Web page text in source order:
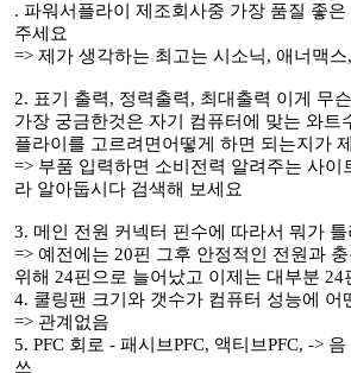
. 파워서플라이 제조회사중 가장 품질 좋은
주세요
=> 제가 생각하는 최고는 시소닉, 애너맥스
2. 표기 출력, 정력출력, 최대출력 이게 무
가장 궁금한것은 자기 컴퓨터에 맞는 와트
플라이를 고르려면어떻게 하면 되는지가
=> 부품 입력하면 소비전력 알려주는 사이
라 알아둡시다 검색해 보세요
3. 메인 전원 커넥터 핀수에 따라서 뭐가
=> 예전에는 20핀 그후 안정적인 전원과 충
위해 24핀으로 늘어났고 이제는 대부분 24
4. 쿨링팬 크기와 갯수가 컴퓨터 성능에 어
=> 관계없음
5. PFC 회로 - 패시브PFC, 액티브PFC, ->
쓰